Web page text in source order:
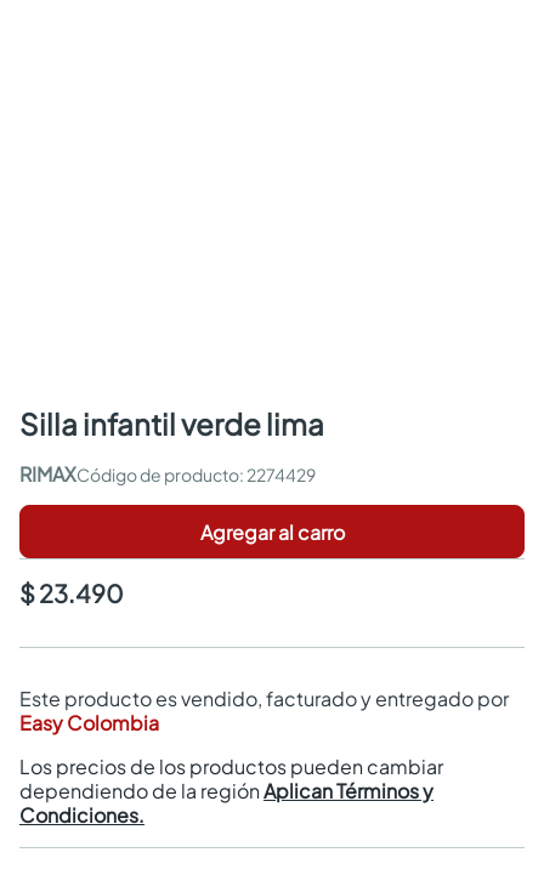
silla infantil verde lima
RIMAX : 2274429
Agregar al carro
$ 23.490
Este producto es vendido, facturado y entregado por
Easy Colombia
Los precios de los productos pueden cambiar
dependiendo de la regiónAplican Términos y
Condiciones.